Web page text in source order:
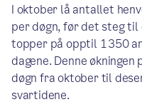
I oktober lå antallet
per døgn, før det steg til
topper på opptil 1 350
dagene. Denne
døgn fra oktober til
svartidene.